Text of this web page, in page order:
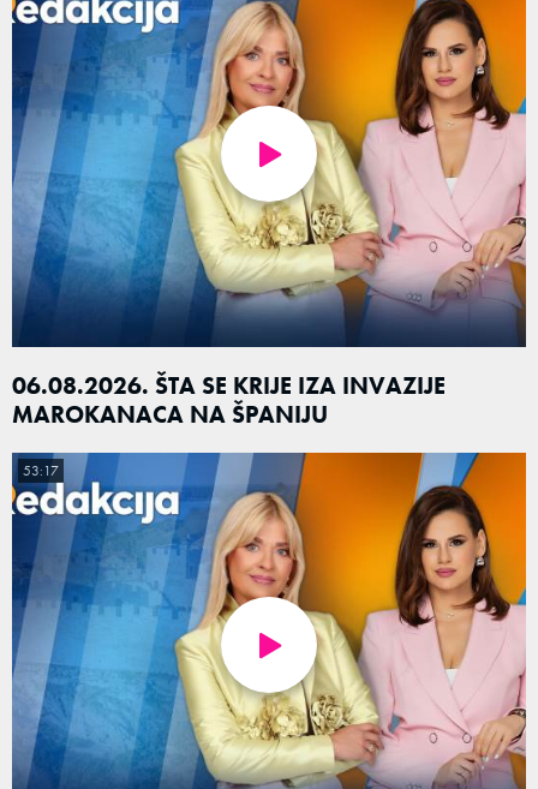
06.08.2026. ŠTA SE KRIJE IZA INVAZIJE
MAROKANACA NA ŠPANIJU
53:17